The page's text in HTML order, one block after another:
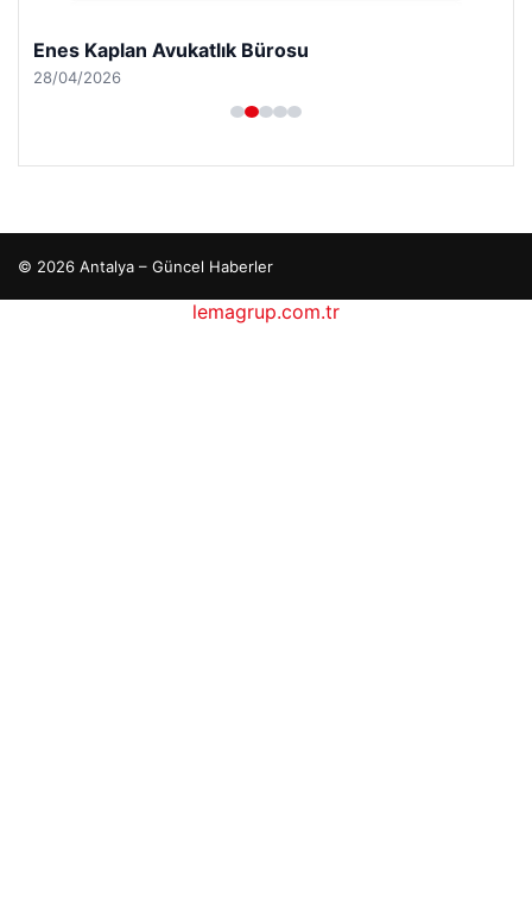
Enes Kaplan Avukatlık Bürosu
28/04/2026
© 2026 Antalya – Güncel Haberler
lemagrup.com.tr